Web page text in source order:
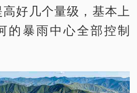
好几个量级，基本上
的暴雨中心全部控制